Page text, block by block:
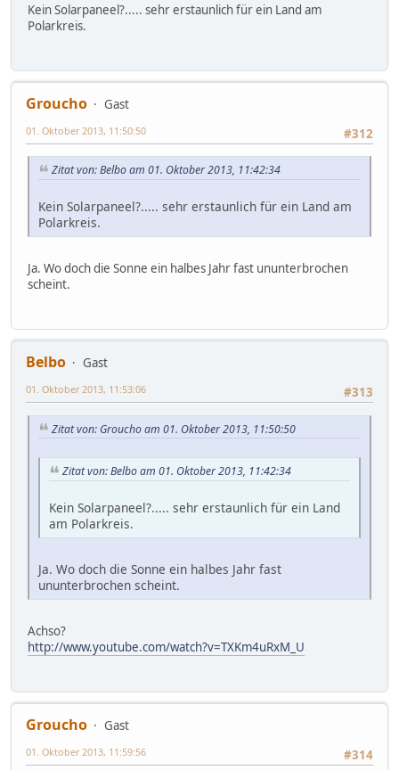
Kein Solarpaneel?..... sehr erstaunlich für ein Land am
Polarkreis.
Groucho
Gast
#312
01. Oktober 2013, 11:50:50
Zitat von: Belbo am 01. Oktober 2013, 11:42:34
Kein Solarpaneel?..... sehr erstaunlich für ein Land am
Polarkreis.
Ja. Wo doch die Sonne ein halbes Jahr fast ununterbrochen
scheint.
Belbo
Gast
#313
01. Oktober 2013, 11:53:06
Zitat von: Groucho am 01. Oktober 2013, 11:50:50
Zitat von: Belbo am 01. Oktober 2013, 11:42:34
Kein Solarpaneel?..... sehr erstaunlich für ein Land
am Polarkreis.
Ja. Wo doch die Sonne ein halbes Jahr fast
ununterbrochen scheint.
Achso?
http://www.youtube.com/watch?v=TXKm4uRxM_U
Groucho
Gast
#314
01. Oktober 2013, 11:59:56